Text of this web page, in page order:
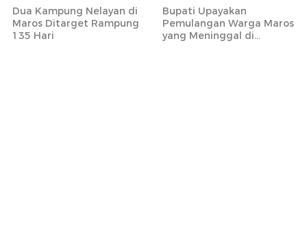
Jalan Strategis
Dua Kampung Nelayan di
Maros Ditarget Rampung
135 Hari
Bupati Upayakan
Pemulangan Warga Maros
yang Meninggal di